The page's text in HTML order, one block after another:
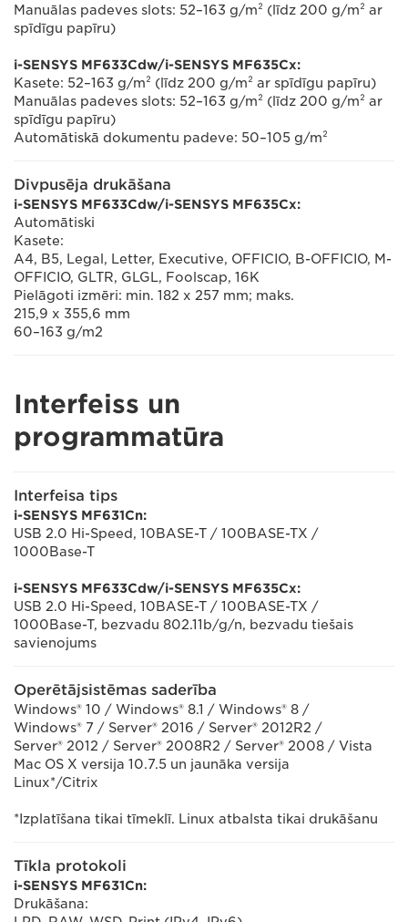
Manuālas padeves slots: 52–163 g/m² (līdz 200 g/m² ar
spīdīgu papīru)
i-SENSYS MF633Cdw/i-SENSYS MF635Cx:
Kasete: 52–163 g/m² (līdz 200 g/m² ar spīdīgu papīru)
Manuālas padeves slots: 52–163 g/m² (līdz 200 g/m² ar
spīdīgu papīru)
Automātiskā dokumentu padeve: 50–105 g/m²
Divpusēja drukāšana
i-SENSYS MF633Cdw/i-SENSYS MF635Cx:
Automātiski
Kasete:
A4, B5, Legal, Letter, Executive, OFFICIO, B-OFFICIO, M-
OFFICIO, GLTR, GLGL, Foolscap, 16K
Pielāgoti izmēri: min. 182 x 257 mm; maks.
215,9 x 355,6 mm
60–163 g/m2
Interfeiss un
programmatūra
Interfeisa tips
i-SENSYS MF631Cn:
USB 2.0 Hi-Speed, 10BASE-T / 100BASE-TX /
1000Base-T
i-SENSYS MF633Cdw/i-SENSYS MF635Cx:
USB 2.0 Hi-Speed, 10BASE-T / 100BASE-TX /
1000Base-T, bezvadu 802.11b/g/n, bezvadu tiešais
savienojums
Operētājsistēmas saderība
Windows® 10 / Windows® 8.1 / Windows® 8 /
Windows® 7 / Server® 2016 / Server® 2012R2 /
Server® 2012 / Server® 2008R2 / Server® 2008 / Vista
Mac OS X versija 10.7.5 un jaunāka versija
Linux*/Citrix
*Izplatīšana tikai tīmeklī. Linux atbalsta tikai drukāšanu
Tīkla protokoli
i-SENSYS MF631Cn:
Drukāšana: